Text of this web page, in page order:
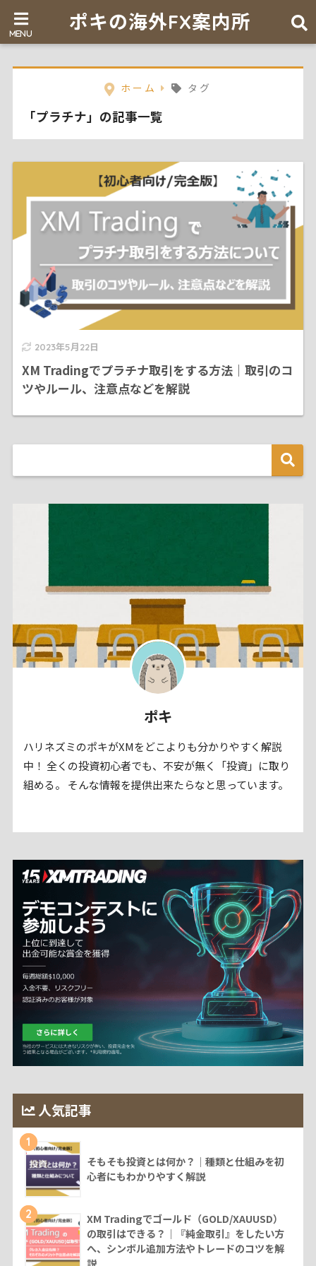
ポキの海外FX案内所
ホーム タグ
「プラチナ」の記事一覧
2023年5月22日
XM Tradingでプラチナ取引をする方法｜取引のコ
ツやルール、注意点などを解説
ポキ
ハリネズミのポキがXMをどこよりも分かりやすく解説
中！ 全くの投資初心者でも、不安が無く「投資」に取り
組める。 そんな情報を提供出来たらなと思っています。
人気記事
1
そもそも投資とは何か？｜種類と仕組みを初
心者にもわかりやすく解説
2
XM Tradingでゴールド（GOLD/XAUUSD）
の取引はできる？｜『純金取引』をしたい方
へ、シンボル追加方法やトレードのコツを解